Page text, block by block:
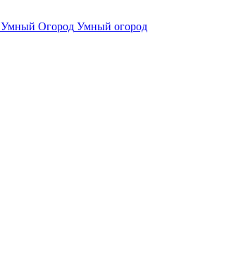
Умный огород